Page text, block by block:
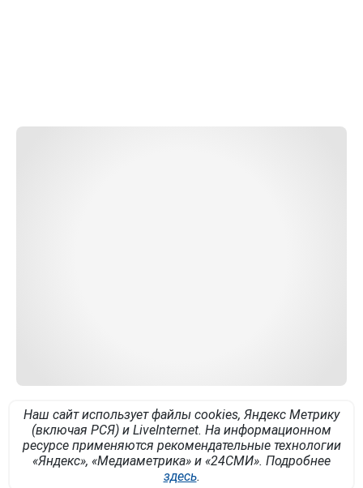
Наш сайт использует файлы cookies, Яндекс Метрику
(включая РСЯ) и LiveInternet. На информационном
ресурсе применяются рекомендательные технологии
«Яндекс», «Медиаметрика» и «24СМИ». Подробнее
здесь.